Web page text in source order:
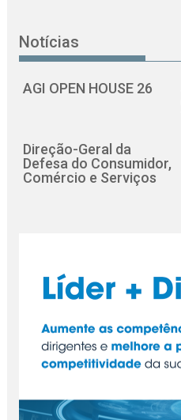
Notícias
AGI OPEN HOUSE 26
Direção-Geral da
Defesa do Consumidor,
Comércio e Serviços